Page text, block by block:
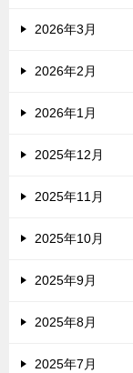
2026年3月
2026年2月
2026年1月
2025年12月
2025年11月
2025年10月
2025年9月
2025年8月
2025年7月